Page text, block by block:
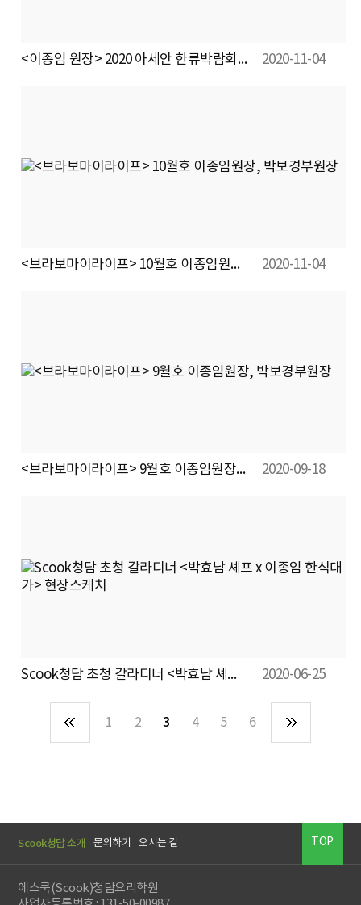
<이종임 원장> 2020 아세안 한류박람회(KBEE 2020, ASEAN) 수출지원 공헌 2020-11-04
<브라보마이라이프> 10월호 이종임원장, 박보경부원장 2020-11-04
<브라보마이라이프> 9월호 이종임원장, 박보경부원장 2020-09-18
Scook청담 초청 갈라디너 <박효남 셰프 x 이종임 한식대가> 현장스케치 2020-06-25
1 2 3 4 5 6
Scook청담 소개 문의하기 오시는 길
에스쿡(Scook)청담요리학원
TOP